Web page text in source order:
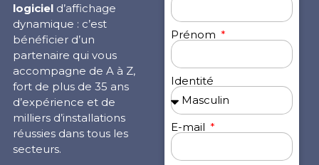
logicield’affichage
dynamique : c’est
bénéficier d’un
partenaire qui vous
accompagne de A à Z,
fort de plus de 35 ans
d’expérience et de
milliers d’installations
réussies dans tous les
secteurs.
Prénom
Identité
E-mail